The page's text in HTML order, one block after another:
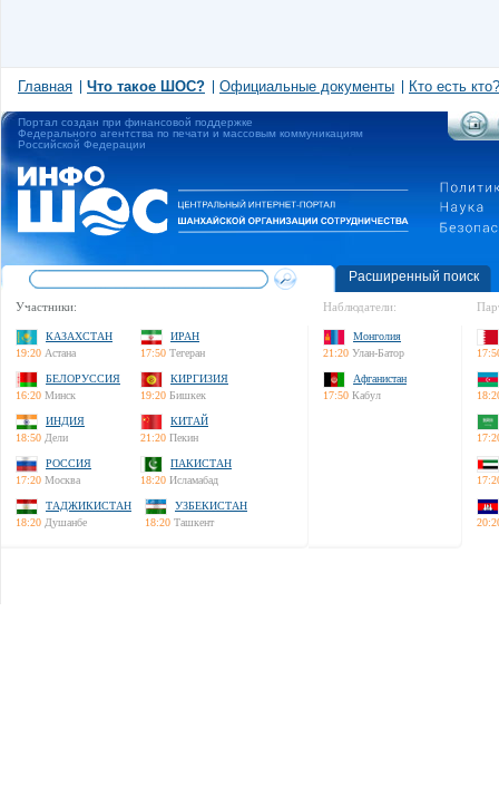
Главная Что такое ШОС? Официальные документы Кто есть кто?
Портал создан при финансовой поддержке
Федерального агентства по печати и массовым коммуникациям
Российской Федерации
Расширенный поиск
Участники:
КАЗАХСТАН
19:20 Астана
ИРАН
17:50 Тегеран
БЕЛОРУССИЯ
16:20 Минск
КИРГИЗИЯ
19:20 Бишкек
ИНДИЯ
18:50 Дели
КИТАЙ
21:20 Пекин
РОССИЯ
17:20 Москва
ПАКИСТАН
18:20 Исламабад
ТАДЖИКИСТАН
18:20 Душанбе
УЗБЕКИСТАН
18:20 Ташкент
Наблюдатели:
Монголия
21:20 Улан-Батор
Афганистан
17:50 Кабул